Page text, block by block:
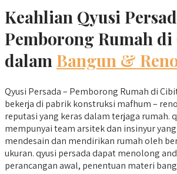
Keahlian Qyusi
Pemborong Rumah
dalam Bangun &
Qyusi Persada – Pemborong Rumah di
bekerja di pabrik konstruksi mafhum –
reputasi yang keras dalam terjaga rumah.
mempunyai team arsitek dan insinyur
mendesain dan mendirikan rumah oleh
ukuran. qyusi persada dapat menolong
perancangan awal, penentuan materi